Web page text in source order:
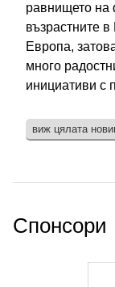
равнището на
възрастните
Европа,
много
инициативи с
виж цялата
Спонсори